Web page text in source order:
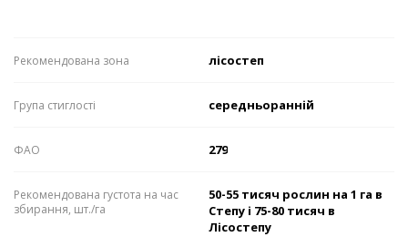
Рекомендована зона лісостеп
Група стиглості середньоранній
ФАО 279
Рекомендована густота на час
збирання, шт./га
50-55 тисяч рослин на 1 га в
Степу і 75-80 тисяч в
Лісостепу